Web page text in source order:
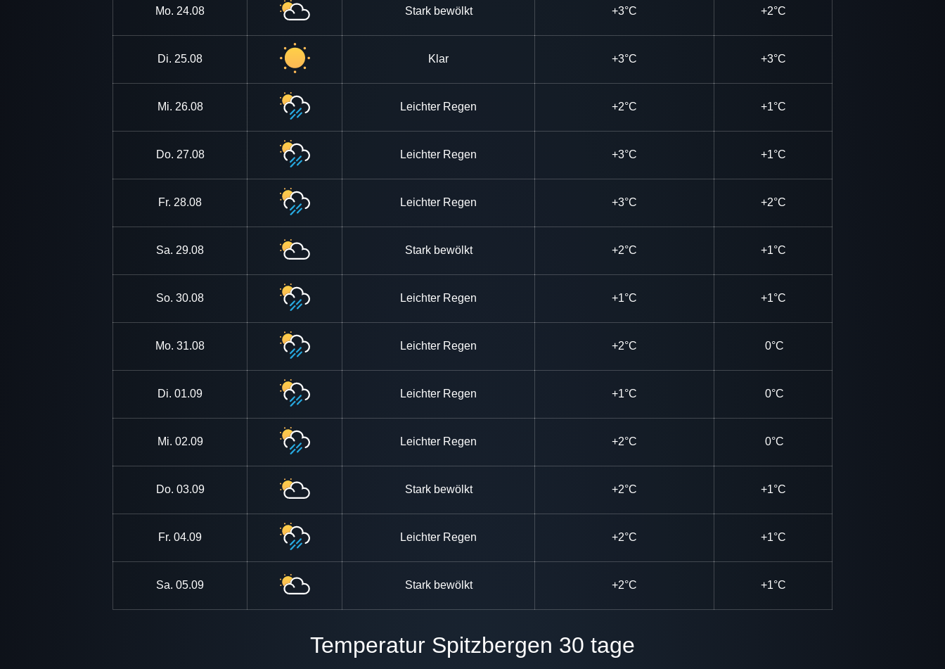
Mo. 24.08 Stark bewölkt +3°C +2°C
Di. 25.08 Klar +3°C +3°C
Mi. 26.08 Leichter Regen +2°C +1°C
Do. 27.08 Leichter Regen +3°C +1°C
Fr. 28.08 Leichter Regen +3°C +2°C
Sa. 29.08 Stark bewölkt +2°C +1°C
So. 30.08 Leichter Regen +1°C +1°C
Mo. 31.08 Leichter Regen +2°C 0°C
Di. 01.09 Leichter Regen +1°C 0°C
Mi. 02.09 Leichter Regen +2°C 0°C
Do. 03.09 Stark bewölkt +2°C +1°C
Fr. 04.09 Leichter Regen +2°C +1°C
Sa. 05.09 Stark bewölkt +2°C +1°C
Temperatur Spitzbergen 30 tage